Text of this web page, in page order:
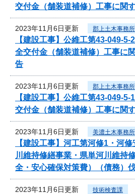
交付金（舗装道補修）工事に関
2023年11月6日更新 郡上土木事務所
【建設工事】公維工第43-049-
全交付金（舗装道補修）工事に
告
2023年11月6日更新 郡上土木事務所
【建設工事】公維工第43-049-
交付金（舗装道補修）工事に関
2023年11月6日更新 美濃土木事務所
【建設工事】河工第河修1・河
川維持修繕事業・県単河川維持
全・安心確保対策費）（債務）
2023年11月6日更新 技術検査課